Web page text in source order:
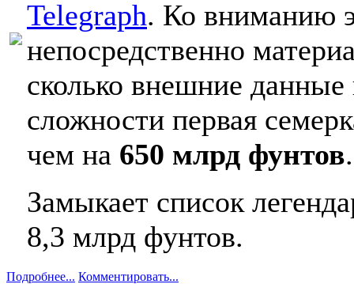
Telegraph. Ко вниманию
непосредственно
сколько внешние
сложности первая
чем на 650 млрд фунтов.
Замыкает список
8,3 млрд фунтов.
Подробнее... Комментировать...